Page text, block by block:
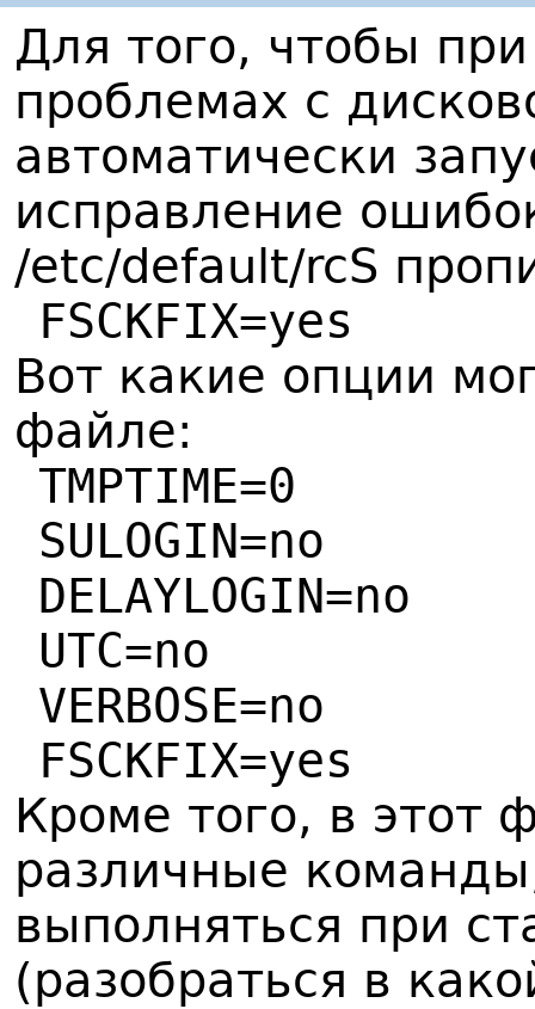
Для того, чтобы
проблемах с
автоматически
исправление
/etc/default/rcS
FSCKFIX=yes
Вот какие опции
файле:
TMPTIME=0
SULOGIN=no
DELAYLOGIN=no
UTC=no
VERBOSE=no
FSCKFIX=yes
Кроме того, в этот
различные
выполняться при
(разобраться в